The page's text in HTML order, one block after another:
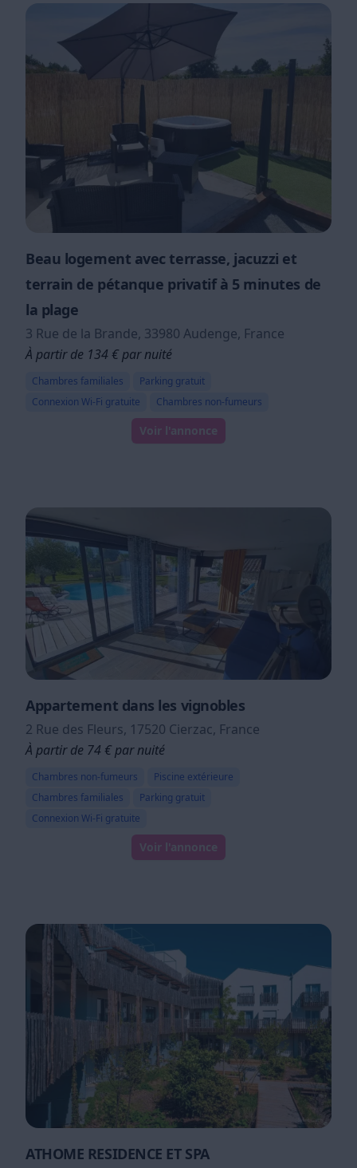
Beau logement avec terrasse, jacuzzi et
terrain de pétanque privatif à 5 minutes de
la plage
3 Rue de la Brande, 33980 Audenge, France
À partir de 134 € par nuité
Chambres familiales
Parking gratuit
Connexion Wi-Fi gratuite
Chambres non-fumeurs
Voir l'annonce
Appartement dans les vignobles
2 Rue des Fleurs, 17520 Cierzac, France
À partir de 74 € par nuité
Chambres non-fumeurs
Piscine extérieure
Chambres familiales
Parking gratuit
Connexion Wi-Fi gratuite
Voir l'annonce
ATHOME RESIDENCE ET SPA